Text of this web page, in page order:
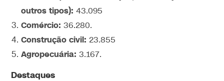
outros tipos): 43.095
Comércio: 36.280.
Construção civil: 23.855
Agropecuária: 3.167.
Destaques